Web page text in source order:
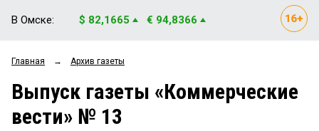
ОБЩЕСТВО
ЗАКОН Рейтинги
В Омске: $ 82,1665 € 94,8366
Главная → Архив газеты
Выпуск газеты «Коммерческие
вести» № 13